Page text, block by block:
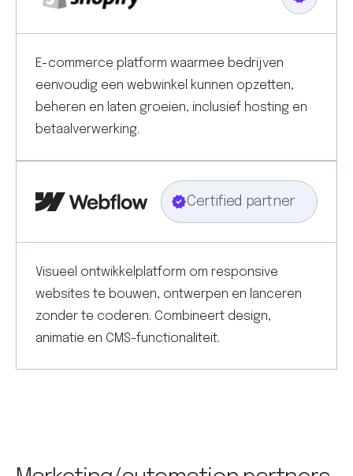
E-commerce platform waarmee bedrijven
eenvoudig een webwinkel kunnen opzetten,
beheren en laten groeien, inclusief hosting en
betaalverwerking.
Certified partner
Visueel ontwikkelplatform om responsive
websites te bouwen, ontwerpen en lanceren
zonder te coderen. Combineert design,
animatie en CMS-functionaliteit.